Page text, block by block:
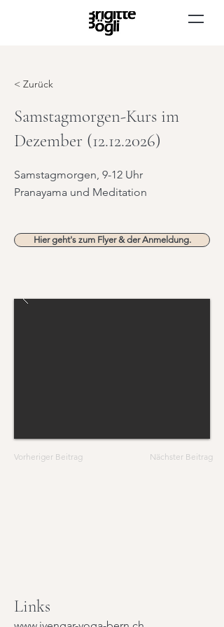
< Zurück
Samstagmorgen-Kurs im
Dezember (12.12.2026)
Samstagmorgen, 9-12 Uhr
Pranayama und Meditation
Hier geht's zum Flyer & der Anmeldung.
Vorheriger Beitrag Nächster Beitrag
Links